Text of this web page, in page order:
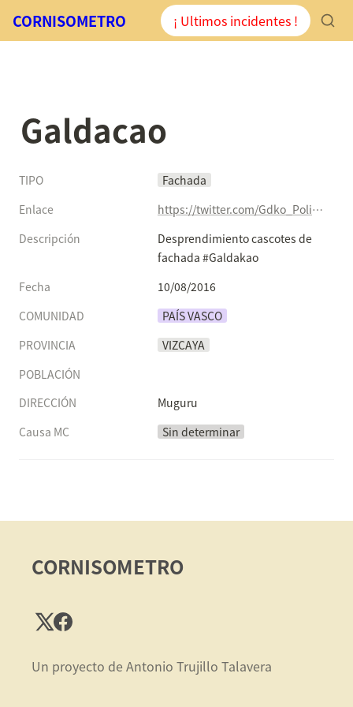
CORNISOMETRO ¡ Ultimos incidentes !
Galdacao
TIPO
Fachada
Enlace
https://twitter.com/Gdko_Polizia/status/763295117243449344
Descripción
Desprendimiento cascotes de
fachada #Galdakao
Fecha
10/08/2016
COMUNIDAD
PAÍS VASCO
PROVINCIA
VIZCAYA
POBLACIÓN
DIRECCIÓN
Muguru
Causa MC
Sin determinar
CORNISOMETRO
Un proyecto de Antonio Trujillo Talavera